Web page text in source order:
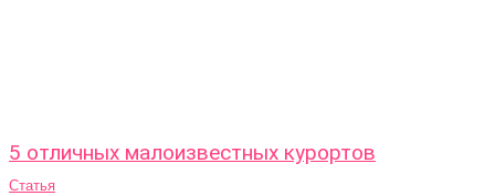
5 отличных малоизвестных курортов
Статья